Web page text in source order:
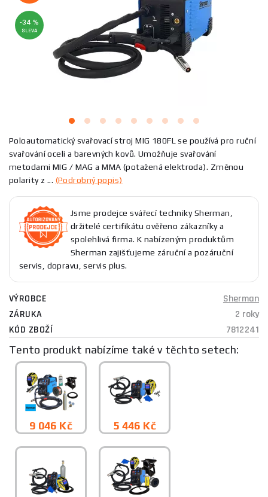
-34 %
SLEVA
Poloautomatický svařovací stroj MIG 180FL se používá pro ruční
svařování oceli a barevných kovů. Umožňuje svařování
metodami MIG / MAG a MMA (potažená elektroda). Změnou
polarity z ... (Podrobný popis)
Jsme prodejce svářecí techniky Sherman,
držitelé certifikátu ověřeno zákazníky a
spolehlivá firma. K nabízeným produktům
Sherman zajišťujeme záruční a pozáruční
servis, dopravu, servis plus.
VÝROBCE
Sherman
ZÁRUKA
2 roky
KÓD ZBOŽÍ
7812241
Tento produkt nabízíme také v těchto setech:
9 046 Kč 5 446 Kč